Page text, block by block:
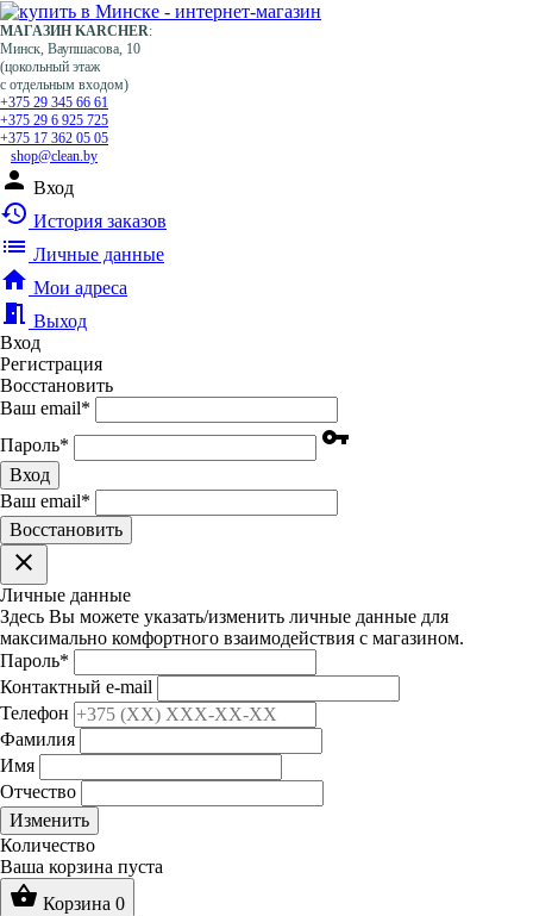
МАГАЗИН KARCHER:
Минск, Ваупшасова, 10
(цокольный этаж
с отдельным входом)
+375 29 345 66 61
+375 29 6 925 725
+375 17 362 05 05
shop@clean.by
person Вход
history История заказов
list Личные данные
home Мои адреса
meeting_room Выход
Вход
Регистрация
Восстановить
Ваш email*
Пароль* vpn_key
Вход
Ваш email*
Воcстановить
clear
Личные данные
Здесь Вы можете указать/изменить личные данные для
максимально комфортного взаимодействия с магазином.
Пароль*
Контактный e-mail
Телефон
Фамилия
Имя
Отчество
Изменить
Количество
Ваша корзина пуста
shopping_basket Корзина 0